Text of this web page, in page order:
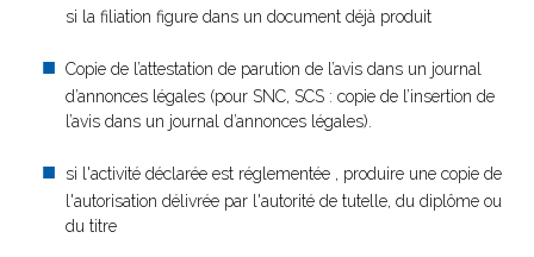
si la filiation figure dans un document déjà produit
Copie de l’attestation de parution de l’avis dans un journal
d’annonces légales (pour SNC, SCS : copie de l’insertion de
l’avis dans un journal d’annonces légales).
si l'activité déclarée est réglementée , produire une copie de
l'autorisation délivrée par l'autorité de tutelle, du diplôme ou
du titre